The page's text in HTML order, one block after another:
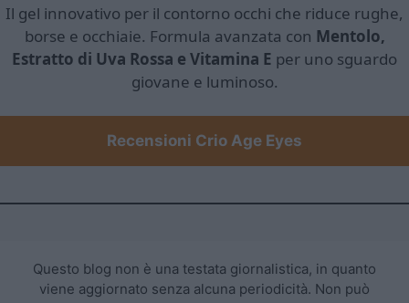
Il gel innovativo per il contorno occhi che riduce rughe,
borse e occhiaie. Formula avanzata con Mentolo,
Estratto di Uva Rossa e Vitamina E per uno sguardo
giovane e luminoso.
Recensioni Crio Age Eyes
Questo blog non è una testata giornalistica, in quanto
viene aggiornato senza alcuna periodicità. Non può